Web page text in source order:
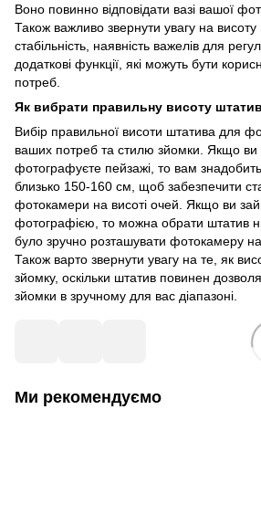
Воно повинно відповідати вазі вашої
Також важливо звернути увагу на
стабільність, наявність важелів для
додаткові функції, які можуть бути
потреб.
Як вибрати правильну висоту
Вибір правильної висоти штатива для
ваших потреб та стилю зйомки. Якщо ви
фотографуєте пейзажі, то вам
близько 150-160 см, щоб забезпечити
фотокамери на висоті очей. Якщо ви
фотографією, то можна обрати штатив
було зручно розташувати фотокамеру на
Також варто звернути увагу на те, як
зйомку, оскільки штатив повинен
зйомки в зручному для вас діапазоні.
Ми рекомендуємо